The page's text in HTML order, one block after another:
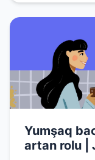
Yumşaq
artan rolu |